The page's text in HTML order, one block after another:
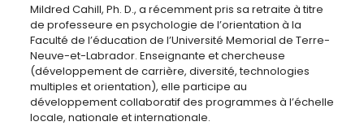
Mildred Cahill, Ph. D., a récemment pris sa retraite à titre
de professeure en psychologie de l’orientation à la
Faculté de l’éducation de l’Université Memorial de Terre-
Neuve-et-Labrador. Enseignante et chercheuse
(développement de carrière, diversité, technologies
multiples et orientation), elle participe au
développement collaboratif des programmes à l’échelle
locale, nationale et internationale.